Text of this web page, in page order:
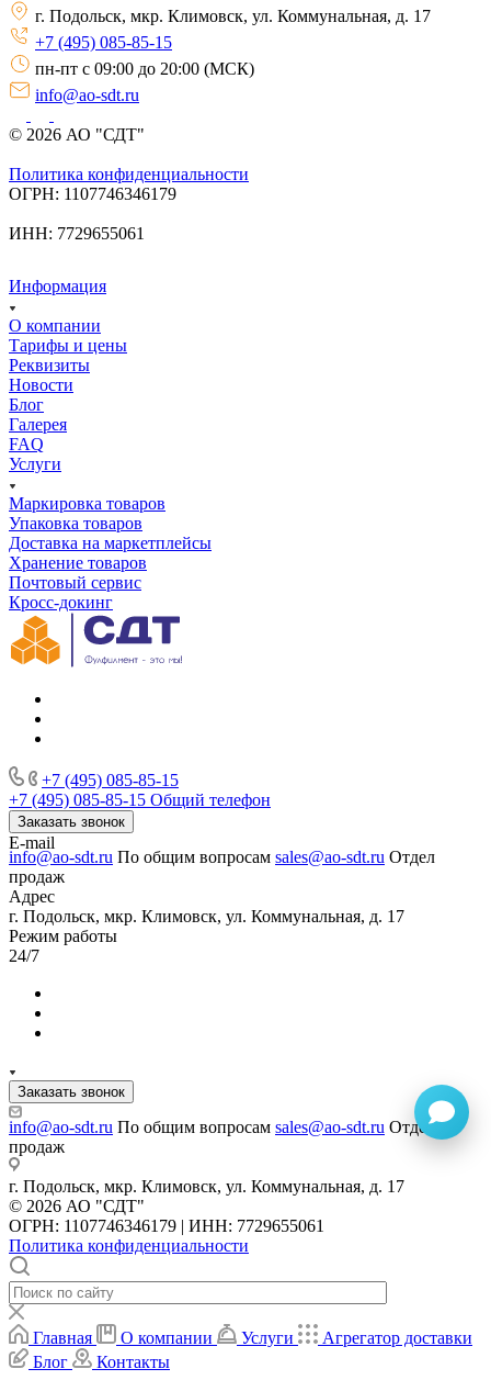
г. Подольск, мкр. Климовск, ул. Коммунальная, д. 17
+7 (495) 085-85-15
пн-пт с 09:00 до 20:00 (МСК)
info@ao-sdt.ru
© 2026 АО "СДТ"
Политика конфиденциальности
ОГРН: 1107746346179
ИНН: 7729655061
Информация
О компании
Тарифы и цены
Реквизиты
Новости
Блог
Галерея
FAQ
Услуги
Маркировка товаров
Упаковка товаров
Доставка на маркетплейсы
Хранение товаров
Почтовый сервис
Кросс-докинг
+7 (495) 085-85-15
+7 (495) 085-85-15 Общий телефон
Заказать звонок
E-mail
info@ao-sdt.ru По общим вопросам sales@ao-sdt.ru Отдел
продаж
Адрес
г. Подольск, мкр. Климовск, ул. Коммунальная, д. 17
Режим работы
24/7
Заказать звонок
info@ao-sdt.ru По общим вопросам sales@ao-sdt.ru Отдел
продаж
г. Подольск, мкр. Климовск, ул. Коммунальная, д. 17
© 2026 АО "СДТ"
ОГРН: 1107746346179 | ИНН: 7729655061
Политика конфиденциальности
Главная О компании Услуги
Агрегатор доставки
Блог
Контакты